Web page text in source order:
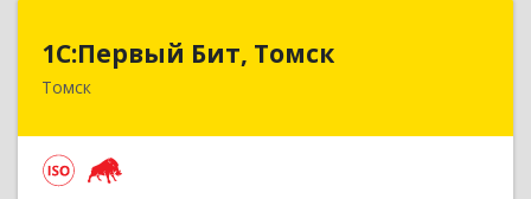
1С:Первый Бит, Томск
Томск634041, Томская обл, Томск г, Кирова пр-кт,